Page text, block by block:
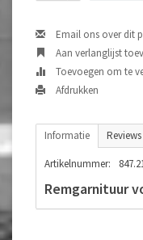
Email ons over dit
Aan verlanglijst
Toevoegen om te
Afdrukken
Informatie Reviews
Artikelnummer:
Remgarnituur